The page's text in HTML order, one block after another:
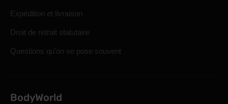
Expédition et livraison
Droit de retrait statutaire
Questions qu'on se pose souvent
BodyWorld